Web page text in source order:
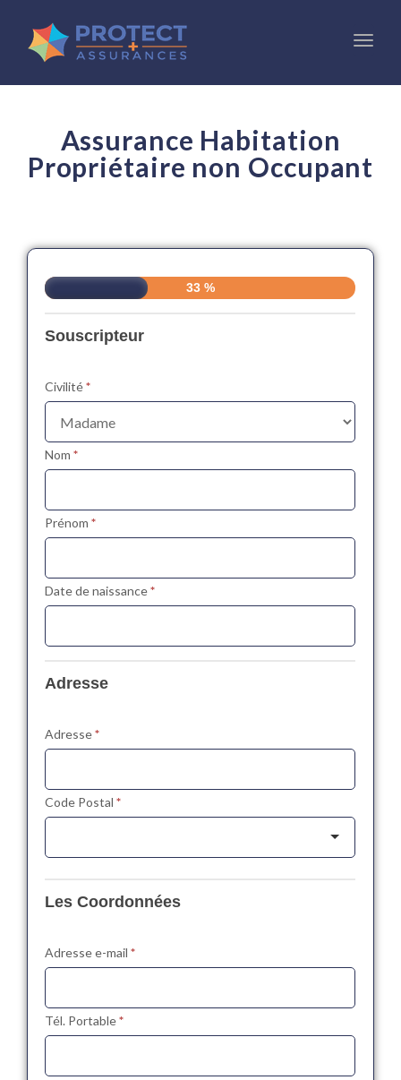
Assurance Habitation
Propriétaire non Occupant
33 %
Souscripteur
Civilité*
Nom*
Prénom*
Date de naissance*
Adresse
Adresse*
Code Postal*
Les Coordonnées
Adresse e-mail*
Tél. Portable*
Si vous
humain,
pas ce